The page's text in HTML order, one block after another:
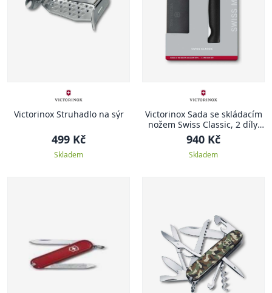
Victorinox Struhadlo na sýr
499 Kč
Skladem
Victorinox Sada se skládacím
nožem Swiss Classic, 2 díly,
černá
940 Kč
Skladem